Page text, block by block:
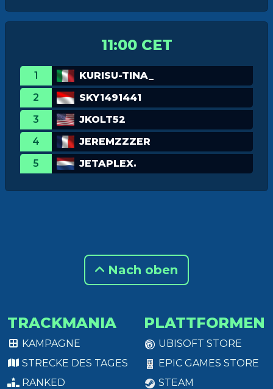
11:00 CET
1
KURISU-TINA_
2
SKY1491441
3
JKOLT52
4
JEREMZZZER
5
JETAPLEX.
Nach oben
TRACKMANIA
KAMPAGNE
STRECKE DES TAGES
RANKED
PLATTFORMEN
UBISOFT STORE
EPIC GAMES STORE
STEAM